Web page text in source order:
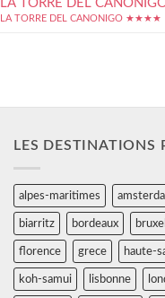
LA TORRE DEL
LA TORRE DEL CANONIGO ★★★★
LES DESTINATIONS
alpes-maritimes
biarritz bordeaux
florence grece haute-
koh-samui lisbonne